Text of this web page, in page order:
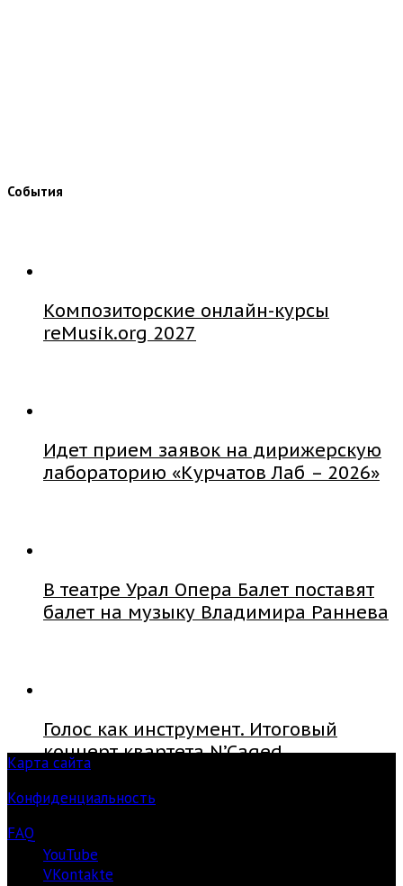
События
Композиторские онлайн-курсы
reMusik.org 2027
Идет прием заявок на дирижерскую
лабораторию «Курчатов Лаб – 2026»
В театре Урал Опера Балет поставят
балет на музыку Владимира Раннева
Голос как инструмент. Итоговый
концерт квартета N’Caged
Карта сайта
Конфиденциальность
FAQ
YouTube
VKontakte